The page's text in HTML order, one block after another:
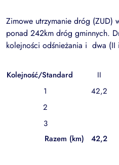
Zimowe utrzymanie dróg (ZUD)
ponad 242km dróg gminnych.
kolejności odśnieżania i dwa (II
Kolejność/Standard II
1
42,2
2
3
Razem (km)
42,2